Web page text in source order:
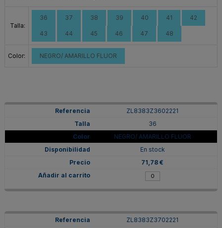
Talla:
36 37 38 39 40 41 42
43 44 45 46 47 48
Color: NEGRO/ AMARILLO FLUOR
ZL8383Z3602221
36
NEGRO/ AMARILLO FLUOR
En stock
71,78 €
ZL8383Z3702221